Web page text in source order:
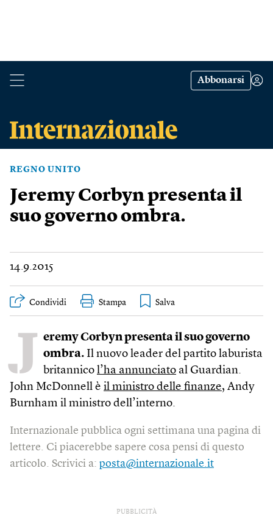
Abbonarsi
REGNO UNITO
Jeremy Corbyn presenta il
suo governo ombra.
14.9.2015
Condividi Stampa
J eremy Corbyn presenta il suo governo
ombra. Il nuovo leader del partito laburista
britannico l’ha annunciato al Guardian.
John McDonnell è il ministro delle finanze, Andy
Burnham il ministro dell’interno.
Internazionale pubblica ogni settimana una pagina di
lettere. Ci piacerebbe sapere cosa pensi di questo
articolo. Scrivici a: posta@internazionale.it
PUBBLICITÀ